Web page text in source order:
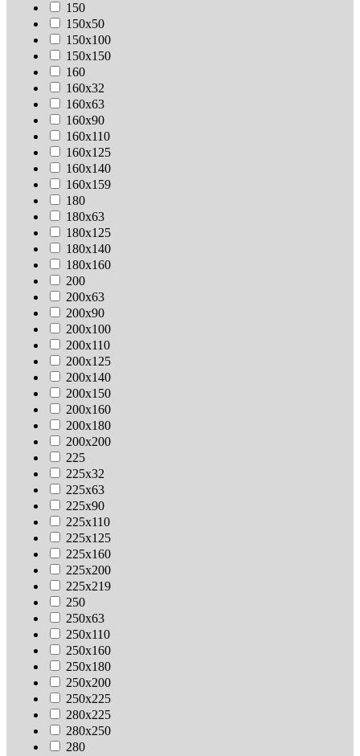
150
150х50
150х100
150х150
160
160х32
160х63
160х90
160х110
160х125
160х140
160х159
180
180х63
180х125
180х140
180х160
200
200х63
200х90
200х100
200х110
200х125
200х140
200х150
200х160
200х180
200х200
225
225х32
225х63
225х90
225х110
225х125
225х160
225х200
225х219
250
250х63
250х110
250х160
250х180
250х200
250х225
280х225
280х250
280